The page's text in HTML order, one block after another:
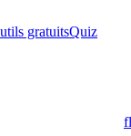
gratuitsQuiz